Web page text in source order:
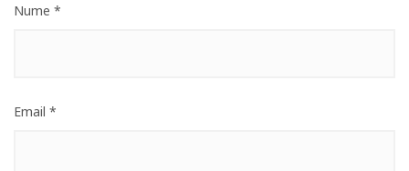
Nume *
Email *